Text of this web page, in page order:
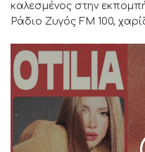
καλεσμένος στην
Ράδιο Ζυγός FM 100,